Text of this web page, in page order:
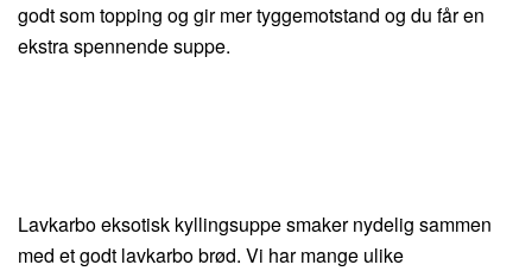
godt som topping og gir mer tyggemotstand og du får en
ekstra spennende suppe.
Lavkarbo eksotisk kyllingsuppe smaker nydelig sammen
med et godt lavkarbo brød. Vi har mange ulike